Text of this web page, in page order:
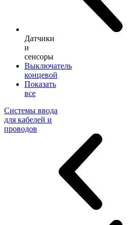
Датчики
и
сенсоры
Выключатель
концевой
Показать
все
Системы ввода
для кабелей и
проводов